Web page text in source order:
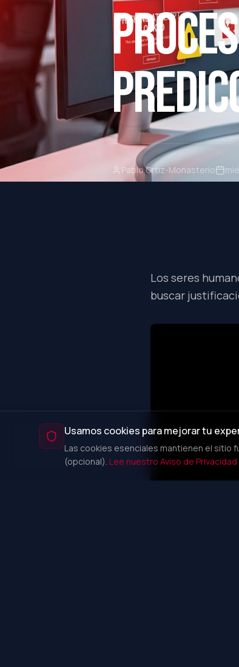
Pablo Ortiz-Monasterio
Los seres
buscar
Usamos cookies para mejorar tu
Las cookies esenciales mantienen el sitio
(opcional). Lee nuestro Aviso de Privacidad